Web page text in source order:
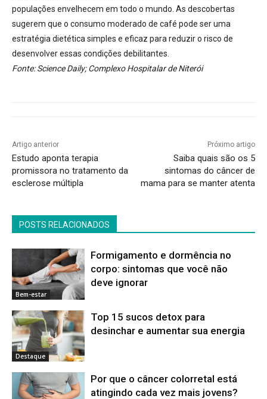
populações envelhecem em todo o mundo. As descobertas
sugerem que o consumo moderado de café pode ser uma
estratégia dietética simples e eficaz para reduzir o risco de
desenvolver essas condições debilitantes.
Fonte: Science Daily; Complexo Hospitalar de Niterói
Artigo anterior
Estudo aponta terapia
promissora no tratamento da
esclerose múltipla
Próximo artigo
Saiba quais são os 5
sintomas do câncer de
mama para se manter atenta
POSTS RELACIONADOS
Bem-estar
Formigamento e dormência no
corpo: sintomas que você não
deve ignorar
Destaque
Top 15 sucos detox para
desinchar e aumentar sua energia
Por que o câncer colorretal está
atingindo cada vez mais jovens?